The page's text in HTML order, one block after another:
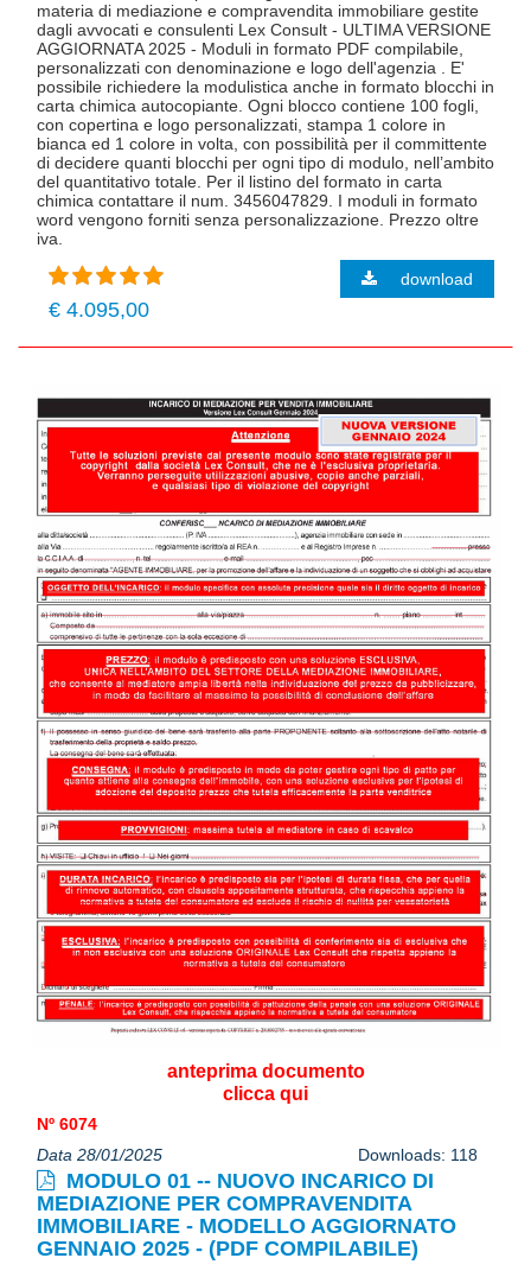
materia di mediazione e compravendita immobiliare gestite
dagli avvocati e consulenti Lex Consult - ULTIMA VERSIONE
AGGIORNATA 2025 - Moduli in formato PDF compilabile,
personalizzati con denominazione e logo dell'agenzia . E'
possibile richiedere la modulistica anche in formato blocchi in
carta chimica autocopiante. Ogni blocco contiene 100 fogli,
con copertina e logo personalizzati, stampa 1 colore in
bianca ed 1 colore in volta, con possibilità per il committente
di decidere quanti blocchi per ogni tipo di modulo, nell’ambito
del quantitativo totale. Per il listino del formato in carta
chimica contattare il num. 3456047829. I moduli in formato
word vengono forniti senza personalizzazione. Prezzo oltre
iva.
€ 4.095,00
download
anteprima documento
clicca qui
Nº 6074
Data 28/01/2025
Downloads: 118
MODULO 01 -- NUOVO INCARICO DI
MEDIAZIONE PER COMPRAVENDITA
IMMOBILIARE - MODELLO AGGIORNATO
GENNAIO 2025 - (PDF COMPILABILE)